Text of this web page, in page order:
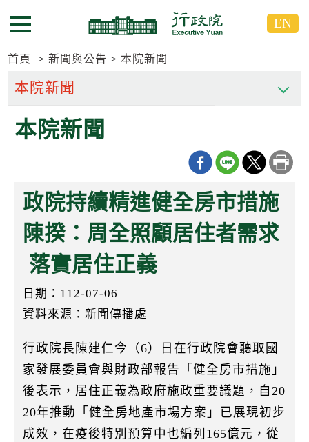
到
要
區
到
要
區
選單按鈕 EN
首頁 新聞與公告 本院新聞
本院新聞
政院持續精進健全房市措施
陳揆：周全照顧居住者需求
落實居住正義
日期：112-07-06
資料來源：新聞傳播處
行政院長陳建仁今（6）日在行政院會聽取國
家發展委員會與財政部報告「健全房市措施」
後表示，居住正義為政府施政重要議題，自20
20年推動「健全房地產市場方案」已展現初步
成效，在疫後特別預算中也編列165億元，從